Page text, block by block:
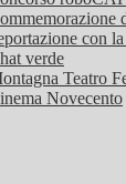
con
verde
Teatro
Novecento